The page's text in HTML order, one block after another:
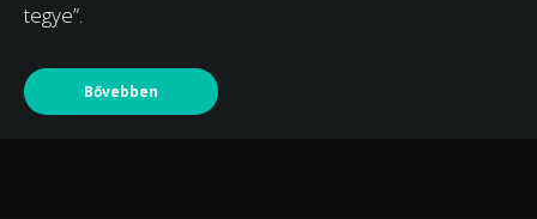
tegye”.
Bővebben